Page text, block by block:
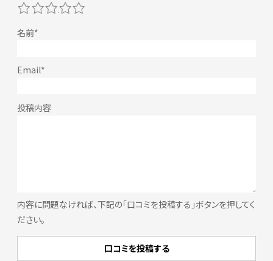
内容に問題なければ、下記の「口コミを投稿する」ボタンを押してく
ださい。
5
4
3
2